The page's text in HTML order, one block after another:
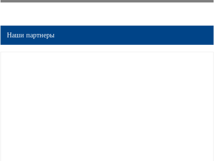
Наши партнеры